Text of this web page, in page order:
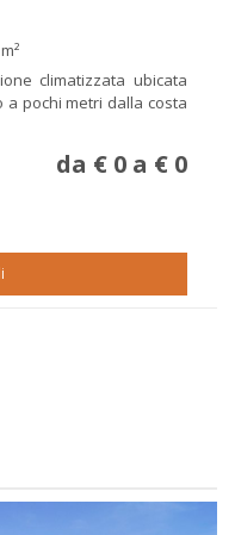
climatizzata ubicata
pochi metri dalla costa
da € 0 a € 0